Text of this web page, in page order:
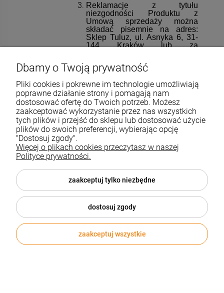
Reklamacje z tytułu
niezgodności Produktu z
Umową sprzedaży można
składać pisemnie na adres:
Sklep Tuluz, ul. Asnyka 6, 31-
144 Kraków lub za
elektronicznej na adres:
skleptuluz@gmail.com;
Sprzedawca ustosunkuje się
do reklamacji niezwłocznie, nie
później niż w terminie 14 dni.
Odpowiedź Sprzedawcy w
sprawie reklamacji jest
wysyłana na podany przez
Klienta adres lub w inny
podany przez Klienta sposób;
Sprzedawca informuje, że w
przypadku Produktów objętych
także gwarancją uprawnienia z
tego tytułu należy wykonywać
zgodnie z warunkami
zamieszczonymi w karcie
gwarancyjnej. Gwarancja na
wyłącza, nie ogranicza, ani nie
zawiesza uprawnień Klienta z
tytułu rękojmi za wady
uregulowanej w Kodeksie
Dbamy o Twoją prywatność
Pliki cookies i pokrewne im technologie umożliwiają
poprawne działanie strony i pomagają nam
dostosować ofertę do Twoich potrzeb. Możesz
zaakceptować wykorzystanie przez nas wszystkich
tych plików i przejść do sklepu lub dostosować użycie
plików do swoich preferencji, wybierając opcję
"Dostosuj zgody".
Więcej o plikach cookies przeczytasz w naszej
Polityce prywatności.
zaakceptuj tylko niezbędne
dostosuj zgody
zaakceptuj wszystkie